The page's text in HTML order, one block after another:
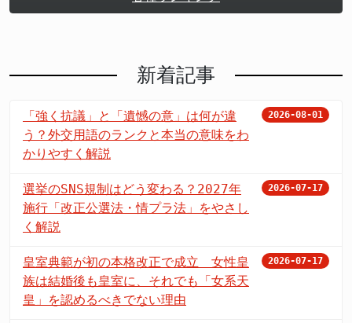
新着記事
「強く抗議」と「遺憾の意」は何が違
う？外交用語のランクと本当の意味をわ
かりやすく解説
2026-08-01
選挙のSNS規制はどう変わる？2027年
施行「改正公選法・情プラ法」をやさし
く解説
2026-07-17
皇室典範が初の本格改正で成立 女性皇
族は結婚後も皇室に、それでも「女系天
皇」を認めるべきでない理由
2026-07-17